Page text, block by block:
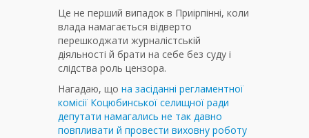
Це не перший випадок в Приірпінні, коли
влада намагається відверто
перешкоджати журналістській
діяльності й брати на себе без суду і
слідства роль цензора.
Нагадаю, що на засіданні регламентної
комісії Коцюбинської селищної ради
депутати намагались не так давно
повпливати й провести виховну роботу